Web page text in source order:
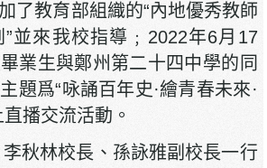
了教育部組織的“內地優秀教師
並來我校指導﹔2022年6月17
業生與鄭州第二十四中學的同
題爲“咏誦百年史·繪青春未來·
播交流活動。
林校長、孫詠雅副校長一行